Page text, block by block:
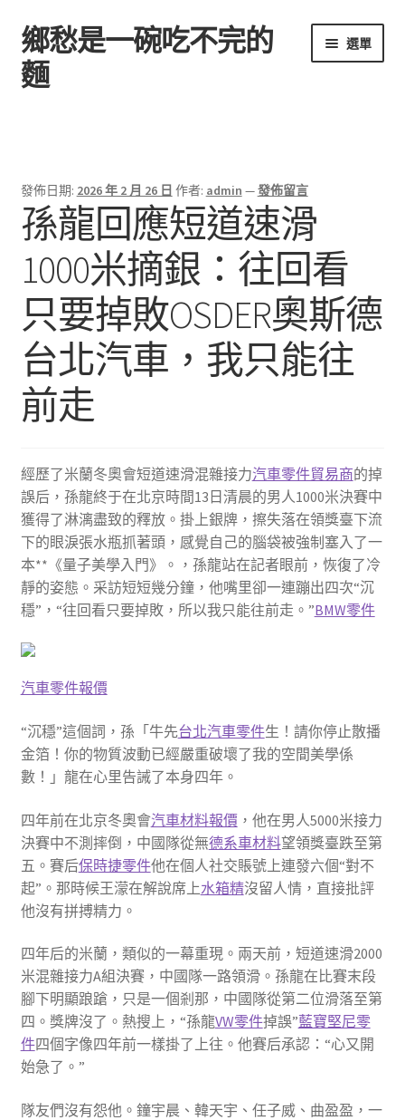
跳
至
導
跳
至
主
鄉愁是一碗吃不完的
麵
選單
發佈日期: 2026 年 2 月 26 日 作者: admin —發佈留言
孫龍回應短道速滑
1000米摘銀：往回看
只要掉敗OSDER奧斯德
台北汽車，我只能往
前走
經歷了米蘭冬奧會短道速滑混雜接力汽車零件貿易商的掉
誤后，孫龍終于在北京時間13日清晨的男人1000米決賽中
獲得了淋漓盡致的釋放。掛上銀牌，擦失落在領獎臺下流
下的眼淚張水瓶抓著頭，感覺自己的腦袋被強制塞入了一
本**《量子美學入門》。，孫龍站在記者眼前，恢復了冷
靜的姿態。采訪短短幾分鐘，他嘴里卻一連蹦出四次“沉
穩”，“往回看只要掉敗，所以我只能往前走。”BMW零件
汽車零件報價
“沉穩”這個詞，孫「牛先台北汽車零件生！請你停止散播
金箔！你的物質波動已經嚴重破壞了我的空間美學係
數！」龍在心里告誡了本身四年。
四年前在北京冬奧會汽車材料報價，他在男人5000米接力
決賽中不測摔倒，中國隊從無德系車材料望領獎臺跌至第
五。賽后保時捷零件他在個人社交賬號上連發六個“對不
起”。那時候王濛在解說席上水箱精沒留人情，直接批評
他沒有拼搏精力。
四年后的米蘭，類似的一幕重現。兩天前，短道速滑2000
米混雜接力A組決賽，中國隊一路領滑。孫龍在比賽末段
腳下明顯踉蹌，只是一個剎那，中國隊從第二位滑落至第
四。獎牌沒了。熱搜上，“孫龍VW零件掉誤”藍寶堅尼零
件四個字像四年前一樣掛了上往。他賽后承認：“心又開
始急了。”
隊友們沒有怨他。鐘宇晨、韓天宇、任子威、曲盈盈，一